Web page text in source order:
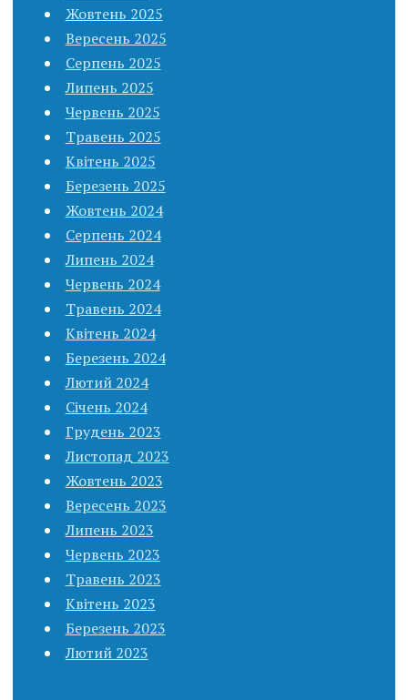
Жовтень 2025
Вересень 2025
Серпень 2025
Липень 2025
Червень 2025
Травень 2025
Квітень 2025
Березень 2025
Жовтень 2024
Серпень 2024
Липень 2024
Червень 2024
Травень 2024
Квітень 2024
Березень 2024
Лютий 2024
Січень 2024
Грудень 2023
Листопад 2023
Жовтень 2023
Вересень 2023
Липень 2023
Червень 2023
Травень 2023
Квітень 2023
Березень 2023
Лютий 2023